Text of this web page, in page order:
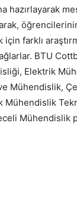
hazırlayarak
farklı
BTU
Elektrik
Mühendislik,
Mühendislik
Mühendislik